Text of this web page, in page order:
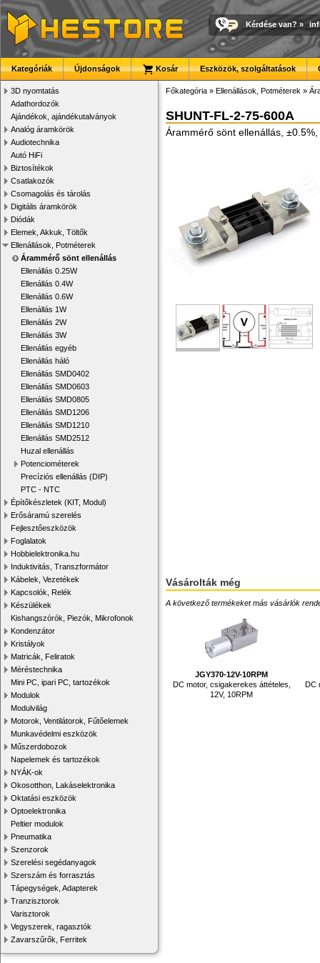
Kérdése van? »
Kategóriák Újdonságok Kosár Eszközök, szolgáltatások
3D nyomtatás
Adathordozók
Ajándékok, ajándékutalványok
Analóg áramkörök
Audiotechnika
Autó HiFi
Biztosítékok
Csatlakozók
Csomagolás és tárolás
Digitális áramkörök
Diódák
Elemek, Akkuk, Töltők
Ellenállások, Potméterek
Árammérő sönt ellenállás
Ellenállás 0.25W
Ellenállás 0.4W
Ellenállás 0.6W
Ellenállás 1W
Ellenállás 2W
Ellenállás 3W
Ellenállás egyéb
Ellenállás háló
Ellenállás SMD0402
Ellenállás SMD0603
Ellenállás SMD0805
Ellenállás SMD1206
Ellenállás SMD1210
Ellenállás SMD2512
Huzal ellenállás
Potenciométerek
Precíziós ellenállás (DIP)
PTC - NTC
Építőkészletek (KIT, Modul)
Erősáramú szerelés
Fejlesztőeszközök
Foglalatok
Hobbielektronika.hu
Induktivitás, Transzformátor
Kábelek, Vezetékek
Kapcsolók, Relék
Készülékek
Kishangszórók, Piezók, Mikrofonok
Kondenzátor
Kristályok
Matricák, Feliratok
Méréstechnika
Mini PC, ipari PC, tartozékok
Modulok
Modulvilág
Motorok, Ventilátorok, Fűtőelemek
Munkavédelmi eszközök
Műszerdobozok
Napelemek és tartozékok
NYÁK-ok
Okosotthon, Lakáselektronika
Oktatási eszközök
Optoelektronika
Peltier modulok
Pneumatika
Szenzorok
Szerelési segédanyagok
Szerszám és forrasztás
Tápegységek, Adapterek
Tranzisztorok
Varisztorok
Vegyszerek, ragasztók
Zavarszűrők, Ferritek
Főkategória » Ellenállások, Potméterek »
SHUNT-FL-2-75-600A
Árammérő sönt ellenállás,
Vásárolták még
A következő termékeket más vásárlók
JGY370-12V-10RPM
DC motor, csigakerekes áttételes,
12V, 10RPM
DC